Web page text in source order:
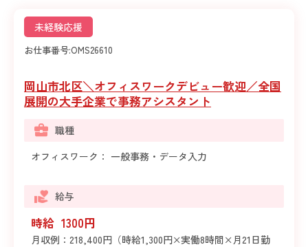
未経験応援
お仕事番号:OMS26610
岡山市北区＼オフィスワークデビュー歓迎／全国
展開の大手企業で事務アシスタント
職種
オフィスワーク： 一般事務・データ入力
給与
時給 1300円
月収例：218,400円（時給1,300円×実働8時間×月21日勤